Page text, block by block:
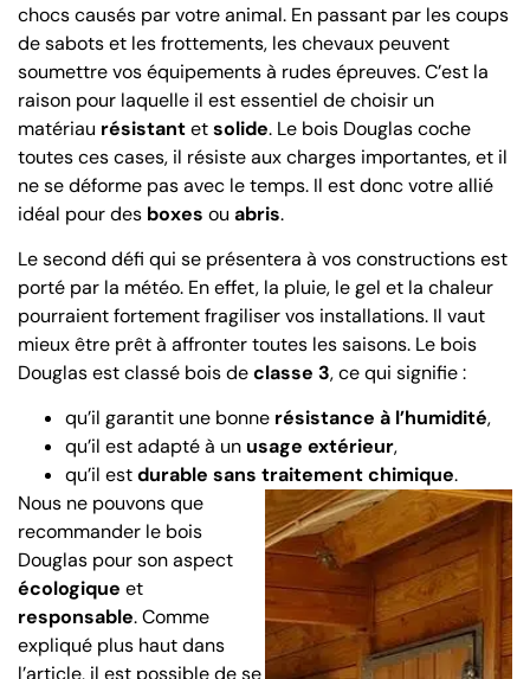
chocs causés par votre animal. En passant par les coups
de sabots et les frottements, les chevaux peuvent
soumettre vos équipements à rudes épreuves. C’est la
raison pour laquelle il est essentiel de choisir un
matériau résistantetsolide. Le bois Douglas coche
toutes ces cases, il résiste aux charges importantes, et il
ne se déforme pas avec le temps. Il est donc votre allié
idéal pour des boxes ou abris.
Le second défi qui se présentera à vos constructions est
porté par la météo. En effet, la pluie, le gel et la chaleur
pourraient fortement fragiliser vos installations. Il vaut
mieux être prêt à affronter toutes les saisons. Le bois
Douglas est classé bois declasse 3, ce qui signifie :
qu’il garantit une bonne résistance à l’humidité,
qu’il est adapté à un usage extérieur,
qu’il estdurable sans traitement chimique.
Nous ne pouvons que
recommander le bois
Douglas pour son aspect
écologique et
responsable. Comme
expliqué plus haut dans